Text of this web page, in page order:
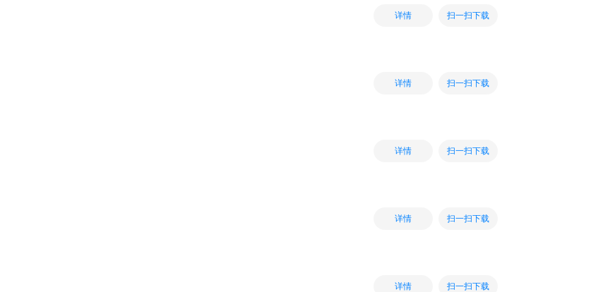
详情 扫一扫下载
详情 扫一扫下载
详情 扫一扫下载
详情 扫一扫下载
详情 扫一扫下载